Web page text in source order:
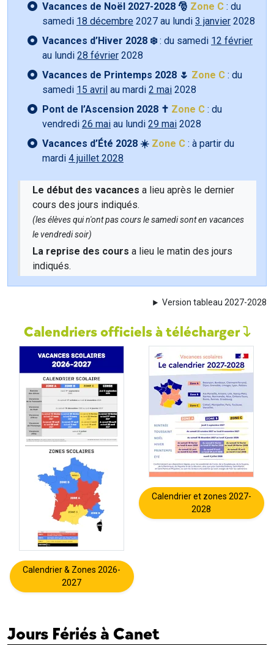
Vacances de Noël 2027-2028 🎅 Zone C : du
samedi 18 décembre 2027 au lundi 3 janvier 2028
Vacances d’Hiver 2028 ❄️: du samedi 12 février
au lundi 28 février 2028
Vacances de Printemps 2028 🌷 Zone C : du
samedi 15 avril au mardi 2 mai 2028
Pont de l’Ascension 2028 ✝️ Zone C : du
vendredi 26 mai au lundi 29 mai 2028
Vacances d’Été 2028 ☀️ Zone C : à partir du
mardi 4 juillet 2028
Le début des vacances a lieu après le dernier
cours des jours indiqués.
(les élèves qui n'ont pas cours le samedi sont en vacances
le vendredi soir)
La reprise des cours a lieu le matin des jours
indiqués.
Version tableau 2027-2028
Calendriers officiels à télécharger
Calendrier & Zones 2026-
2027
Calendrier et zones 2027-
2028
Jours Fériés à Canet